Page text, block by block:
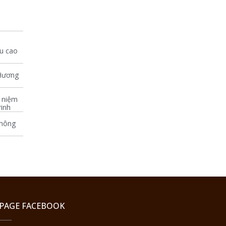
cao
FACEBOOK